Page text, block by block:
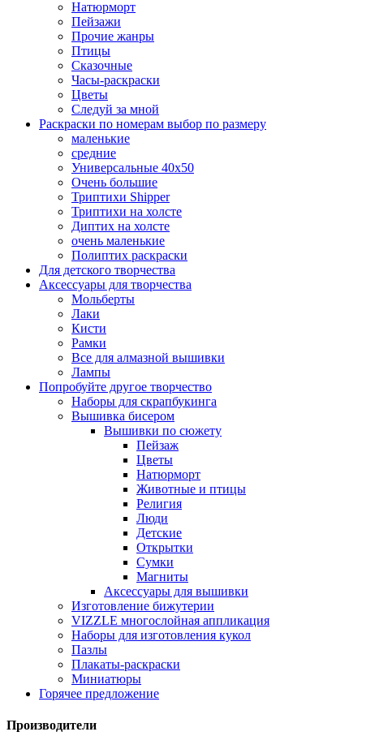
Натюрморт
Пейзажи
Прочие жанры
Птицы
Сказочные
Часы-раскраски
Цветы
Следуй за мной
Раскраски по номерам выбор по размеру
маленькие
средние
Универсальные 40х50
Очень большие
Триптихи Shipper
Триптихи на холсте
Диптих на холсте
очень маленькие
Полиптих раскраски
Для детского творчества
Аксессуары для творчества
Мольберты
Лаки
Кисти
Рамки
Все для алмазной вышивки
Лампы
Попробуйте другое творчество
Наборы для скрапбукинга
Вышивка бисером
Вышивки по сюжету
Пейзаж
Цветы
Натюрморт
Животные и птицы
Религия
Люди
Детские
Открытки
Сумки
Магниты
Аксессуары для вышивки
Изготовление бижутерии
VIZZLE многослойная аппликация
Наборы для изготовления кукол
Пазлы
Плакаты-раскраски
Миниатюры
Горячее предложение
Производители